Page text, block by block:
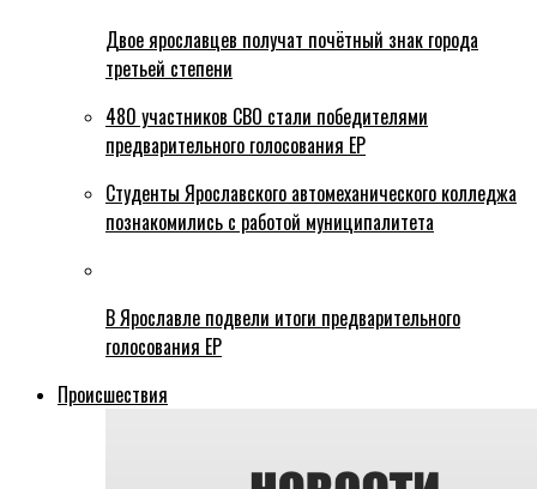
Двое ярославцев получат почётный знак города
третьей степени
480 участников СВО стали победителями
предварительного голосования ЕР
Студенты Ярославского автомеханического колледжа
познакомились с работой муниципалитета
В Ярославле подвели итоги предварительного
голосования ЕР
Происшествия